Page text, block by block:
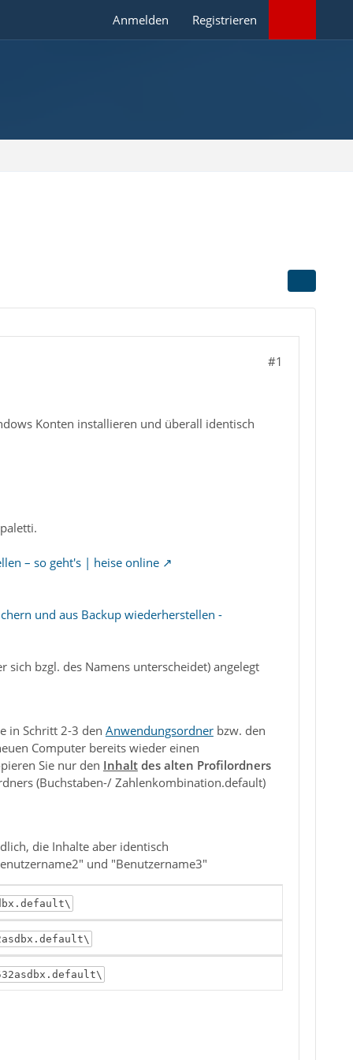
Anmelden Registrieren
#1
Konten installieren und überall identisch
– so geht's | heise online
und aus Backup wiederherstellen -
bzgl. des Namens unterscheidet) angelegt
in Schritt 2-3 den Anwendungsordnerbzw. den
Computer bereits wieder einen
Sie nur den Inhaltdes alten Profilordners
(Buchstaben-/ Zahlenkombination.default)
die Inhalte aber identisch
und "Benutzername3"